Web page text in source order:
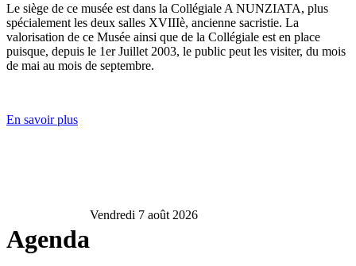
Le siège de ce musée est dans la Collégiale A NUNZIATA, plus
spécialement les deux salles XVIIIè, ancienne sacristie. La
valorisation de ce Musée ainsi que de la Collégiale est en place
puisque, depuis le 1er Juillet 2003, le public peut les visiter, du mois
de mai au mois de septembre.
En savoir plus
Agenda
Vendredi 7 août 2026